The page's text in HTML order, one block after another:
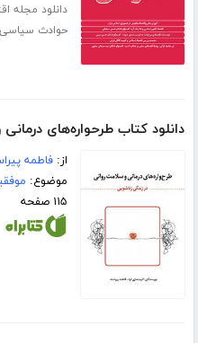
دانلود مجله
حوادث سیاسی
دانلود کتاب طرحواره‌های
از:فاطمه
موضوع:
۱۱۵ صفحه